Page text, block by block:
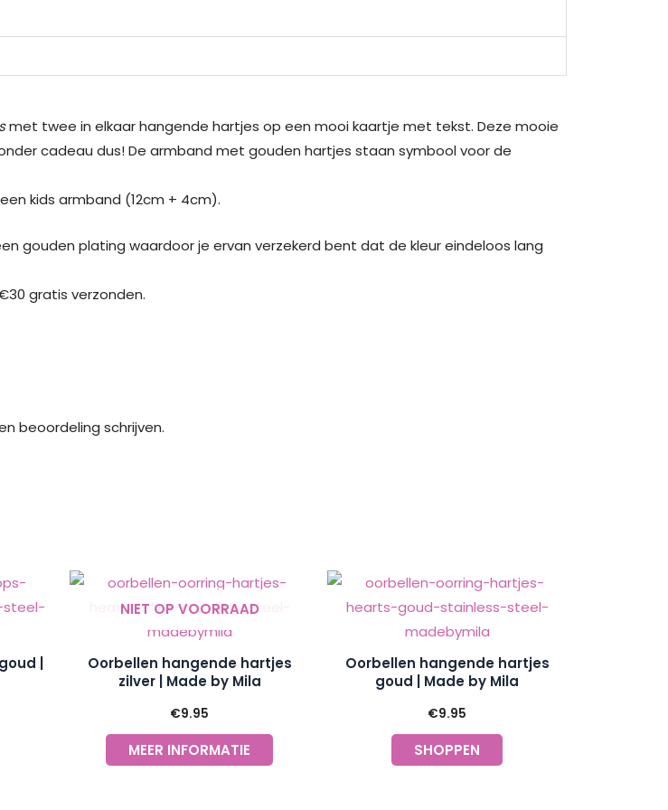
met twee in elkaar hangende hartjes op een mooi kaartje met tekst. Deze mooie
cadeau dus! De armband met gouden hartjes staan symbool voor de
kids armband (12cm + 4cm).
gouden plating waardoor je ervan verzekerd bent dat de kleur eindeloos lang
gratis verzonden.
beoordeling schrijven.
|
NIET OP VOORRAAD
Oorbellen hangende hartjes
zilver | Made by Mila
€9.95
MEER INFORMATIE
Oorbellen hangende hartjes
goud | Made by Mila
€9.95
SHOPPEN